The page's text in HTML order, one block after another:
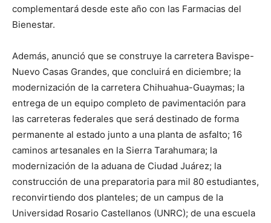
complementará desde este año con las Farmacias del
Bienestar.
Además, anunció que se construye la carretera Bavispe-
Nuevo Casas Grandes, que concluirá en diciembre; la
modernización de la carretera Chihuahua-Guaymas; la
entrega de un equipo completo de pavimentación para
las carreteras federales que será destinado de forma
permanente al estado junto a una planta de asfalto; 16
caminos artesanales en la Sierra Tarahumara; la
modernización de la aduana de Ciudad Juárez; la
construcción de una preparatoria para mil 80 estudiantes,
reconvirtiendo dos planteles; de un campus de la
Universidad Rosario Castellanos (UNRC); de una escuela